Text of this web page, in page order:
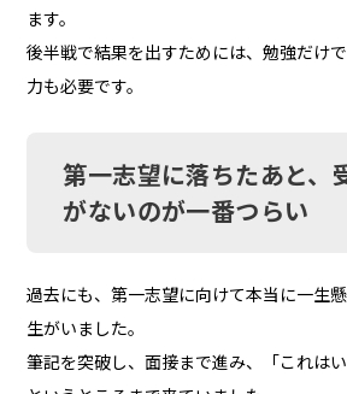
ます。
後半戦で結果を出すためには、勉強だけ
力も必要です。
第一志望に落ちたあと、
がないのが一番つらい
過去にも、第一志望に向けて本当に一生
生がいました。
筆記を突破し、面接まで進み、「これは